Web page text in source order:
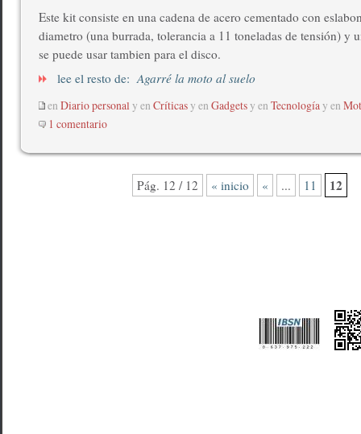
Este kit consiste en una cadena de acero cementado con
diametro (una burrada, tolerancia a 11 toneladas de tensión) y
se puede usar tambien para el disco.
lee el resto de: Agarré la moto al suelo
en Diario personal y en Críticasy en Gadgetsy en Tecnología y en
1 comentario
Pág. 12 / 12 « inicio « ... 11 12